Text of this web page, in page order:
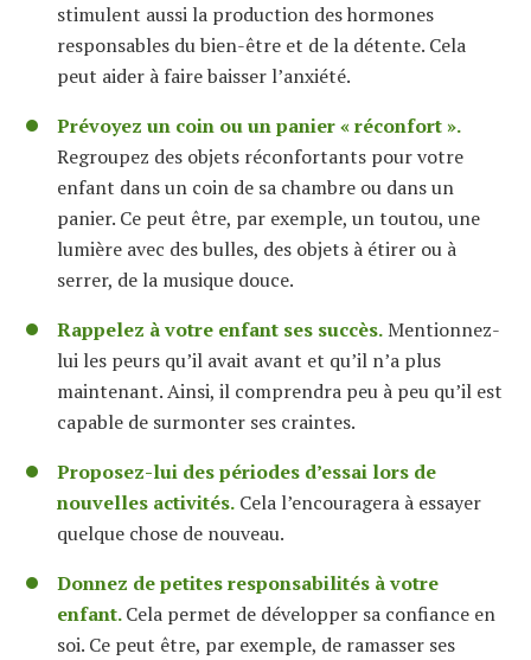
stimulent aussi la production des hormones
responsables du bien-être et de la détente. Cela
peut aider à faire baisser l’anxiété.
Prévoyez un coin ou un panier « réconfort ».
Regroupez des objets réconfortants pour votre
enfant dans un coin de sa chambre ou dans un
panier. Ce peut être, par exemple, un toutou, une
lumière avec des bulles, des objets à étirer ou à
serrer, de la musique douce.
Rappelez à votre enfant ses succès.Mentionnez-
lui les peurs qu’il avait avant et qu’il n’a plus
maintenant. Ainsi, il comprendra peu à peu qu’il est
capable de surmonter ses craintes.
Proposez-lui des périodes d’essai lors de
nouvelles activités. Cela l’encouragera à essayer
quelque chose de nouveau.
Donnez de petites responsabilités à votre
enfant.Cela permet de développer sa confiance en
soi. Ce peut être, par exemple, de ramasser ses